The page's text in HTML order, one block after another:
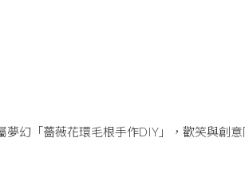
幻「薔薇花環毛根手作DIY」，歡笑與創意